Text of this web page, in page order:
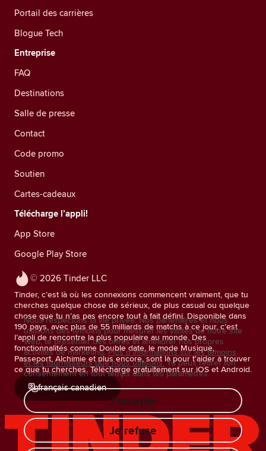
© 2026 Tinder LLC
Tinder, c’est là où les connexions commencent vraiment, que tu
cherches quelque chose de sérieux, de plus casual ou quelque
chose que tu n’as pas encore tout à fait défini. Disponible dans
190 pays, avec plus de 55 milliards de matchs à ce jour, c’est
l’appli de rencontre la plus populaire au monde. Des
fonctionnalités comme Double date, le mode Musique,
Passeport, Alchimie et plus encore, sont là pour t'aider à trouver
ce que tu cherches. Télécharge gratuitement sur iOS et Android.
français canadien
Portail des carrières
Blogue Tech
Entreprise
FAQ
Destinations
Salle de presse
Contact
Code promo
Soutien
Cartes-cadeaux
Télécharge l’appli!
App Store
Google Play Store
Nous respectons ta vie privée. Nos partenaires et nous
utilisons des témoins pour mesurer les visites de notre site
Web, te présenter des offres et améliorer nos propres
activités de marketing. Plus d'informations sur les témoins
et les fournisseurs que nous utilisons. Tu peux retirer ton
consentement en tout temps dans tes paramètres.
J'accepte
Je refuse